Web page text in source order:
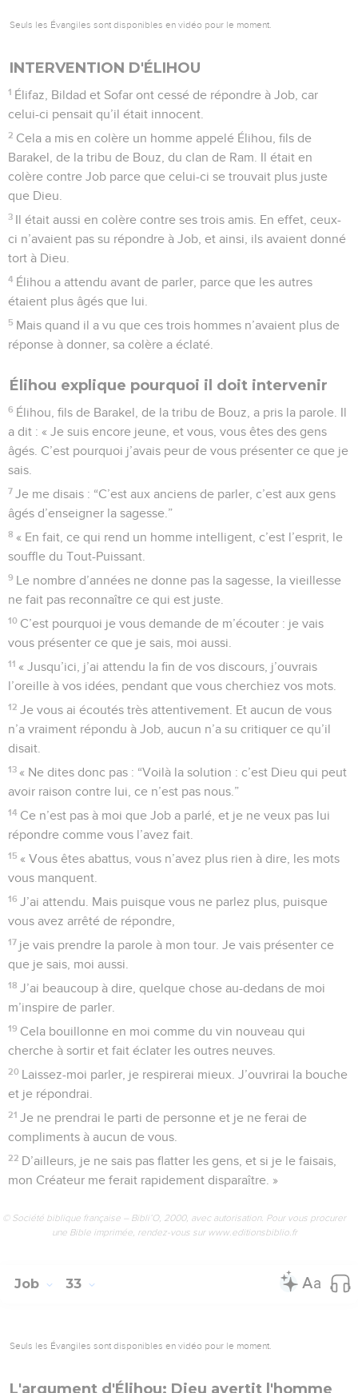
Seuls les Évangiles sont disponibles en vidéo pour le moment.
INTERVENTION D'ÉLIHOU
1 Élifaz, Bildad et Sofar ont cessé de répondre à Job, car
celui-ci pensait qu’il était innocent.
2 Cela a mis en colère un homme appelé Élihou, fils de
Barakel, de la tribu de Bouz, du clan de Ram. Il était en
colère contre Job parce que celui-ci se trouvait plus juste
que Dieu.
3 Il était aussi en colère contre ses trois amis. En effet, ceux-
ci n’avaient pas su répondre à Job, et ainsi, ils avaient donné
tort à Dieu.
4 Élihou a attendu avant de parler, parce que les autres
étaient plus âgés que lui.
5 Mais quand il a vu que ces trois hommes n’avaient plus de
réponse à donner, sa colère a éclaté.
Élihou explique pourquoi il doit intervenir
6 Élihou, fils de Barakel, de la tribu de Bouz, a pris la parole. Il
a dit : « Je suis encore jeune, et vous, vous êtes des gens
âgés. C’est pourquoi j’avais peur de vous présenter ce que je
sais.
7 Je me disais : “C’est aux anciens de parler, c’est aux gens
âgés d’enseigner la sagesse.”
8 « En fait, ce qui rend un homme intelligent, c’est l’esprit, le
souffle du Tout-Puissant.
9 Le nombre d’années ne donne pas la sagesse, la vieillesse
ne fait pas reconnaître ce qui est juste.
10 C’est pourquoi je vous demande de m’écouter : je vais
vous présenter ce que je sais, moi aussi.
11 « Jusqu’ici, j’ai attendu la fin de vos discours, j’ouvrais
l’oreille à vos idées, pendant que vous cherchiez vos mots.
12 Je vous ai écoutés très attentivement. Et aucun de vous
n’a vraiment répondu à Job, aucun n’a su critiquer ce qu’il
disait.
13 « Ne dites donc pas : “Voilà la solution : c’est Dieu qui peut
avoir raison contre lui, ce n’est pas nous.”
14 Ce n’est pas à moi que Job a parlé, et je ne veux pas lui
répondre comme vous l’avez fait.
15 « Vous êtes abattus, vous n’avez plus rien à dire, les mots
vous manquent.
16 J’ai attendu. Mais puisque vous ne parlez plus, puisque
vous avez arrêté de répondre,
17 je vais prendre la parole à mon tour. Je vais présenter ce
que je sais, moi aussi.
18 J’ai beaucoup à dire, quelque chose au-dedans de moi
m’inspire de parler.
19 Cela bouillonne en moi comme du vin nouveau qui
cherche à sortir et fait éclater les outres neuves.
20 Laissez-moi parler, je respirerai mieux. J’ouvrirai la bouche
et je répondrai.
21 Je ne prendrai le parti de personne et je ne ferai de
compliments à aucun de vous.
22 D’ailleurs, je ne sais pas flatter les gens, et si je le faisais,
mon Créateur me ferait rapidement disparaître. »
© Société biblique française – Bibli’O, 2000, avec autorisation. Pour vous procurer
une Bible imprimée, rendez-vous sur www.editionsbiblio.fr
Job 33
Seuls les Évangiles sont disponibles en vidéo pour le moment.
L'argument d'Élihou: Dieu avertit l'homme